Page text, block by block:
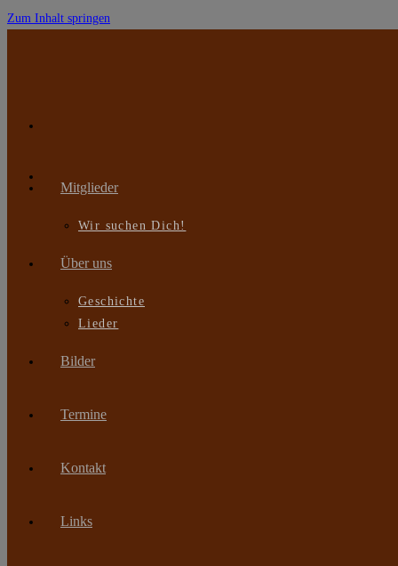
Zum Inhalt springen
Mitglieder
Wir suchen Dich!
Über uns
Geschichte
Lieder
Bilder
Termine
Kontakt
Links